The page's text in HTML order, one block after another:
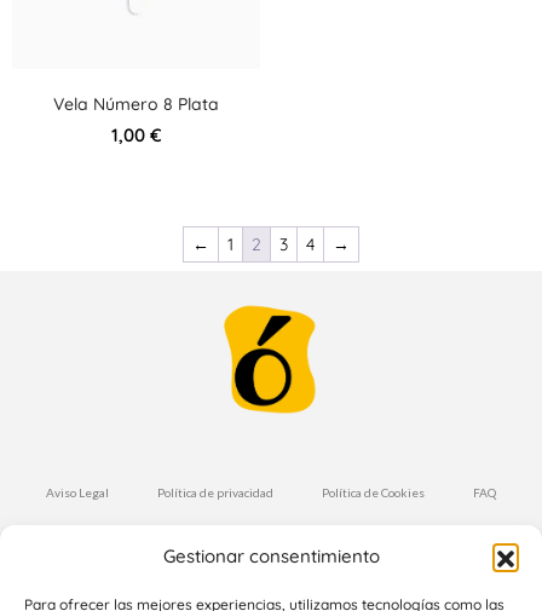
Gestionar consentimiento
Para ofrecer las mejores experiencias, utilizamos tecnologías como las
Vela Número 8 Plata
1,00 €
← 1 2 3 4 →
Aviso Legal Política de privacidad Política de Cookies FAQ
Condiciones de Compra Envíos y Devoluciones
Suscríbete a nuestra Newsletter